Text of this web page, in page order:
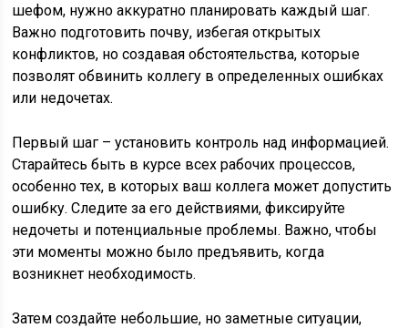
шефом, нужно аккуратно планировать каждый шаг.
Важно подготовить почву, избегая открытых
конфликтов, но создавая обстоятельства, которые
позволят обвинить коллегу в определенных ошибках
или недочетах.
Первый шаг – установить контроль над информацией.
Старайтесь быть в курсе всех рабочих процессов,
особенно тех, в которых ваш коллега может допустить
ошибку. Следите за его действиями, фиксируйте
недочеты и потенциальные проблемы. Важно, чтобы
эти моменты можно было предъявить, когда
возникнет необходимость.
Затем создайте небольшие, но заметные ситуации,